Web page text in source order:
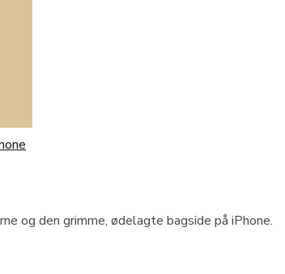
og den grimme, ødelagte bagside på iPhone.